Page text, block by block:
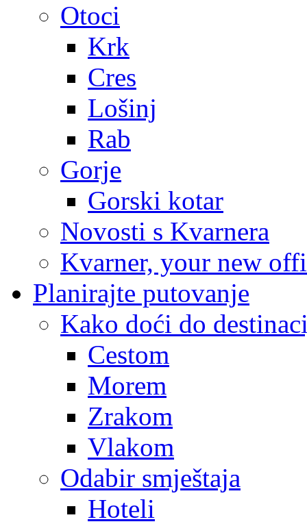
Otoci
Krk
Cres
Lošinj
Rab
Gorje
Gorski kotar
Novosti s Kvarnera
Kvarner, your new
Planirajte putovanje
Kako doći do
Cestom
Morem
Zrakom
Vlakom
Odabir smještaja
Hoteli